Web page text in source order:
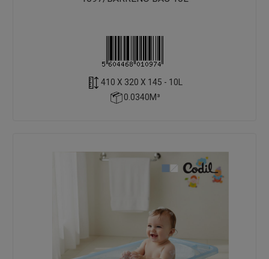
410 X 320 X 145 - 10L
0.0340M³